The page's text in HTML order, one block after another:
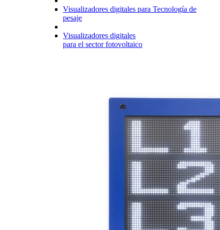
Visualizadores digitales para Tecnología de
pesaje
Visualizadores digitales
para el sector fotovoltaico